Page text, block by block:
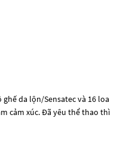
da lộn/Sensatec và 16 loa
cảm xúc. Đã yêu thể thao thì